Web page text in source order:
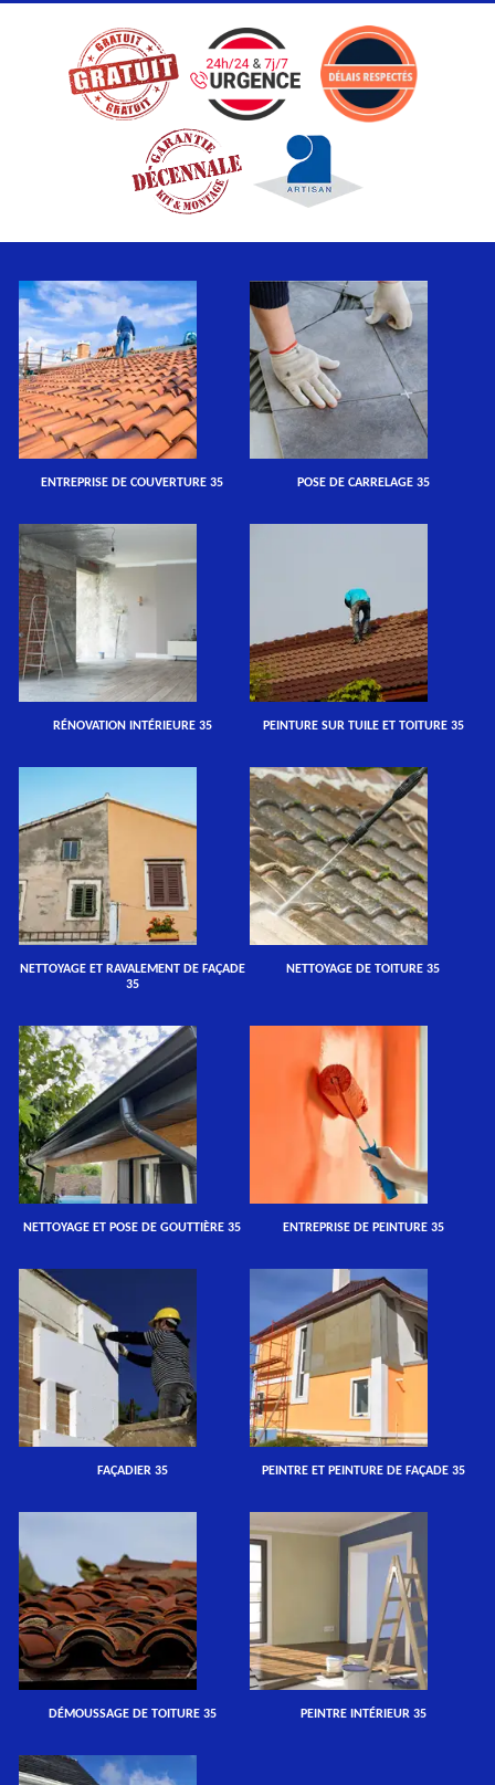
ENTREPRISE DE COUVERTURE 35 POSE DE CARRELAGE 35
RÉNOVATION INTÉRIEURE 35 PEINTURE SUR TUILE ET TOITURE 35
NETTOYAGE ET RAVALEMENT DE FAÇADE
35
NETTOYAGE DE TOITURE 35
NETTOYAGE ET POSE DE GOUTTIÈRE 35 ENTREPRISE DE PEINTURE 35
FAÇADIER 35 PEINTRE ET PEINTURE DE FAÇADE 35
DÉMOUSSAGE DE TOITURE 35 PEINTRE INTÉRIEUR 35